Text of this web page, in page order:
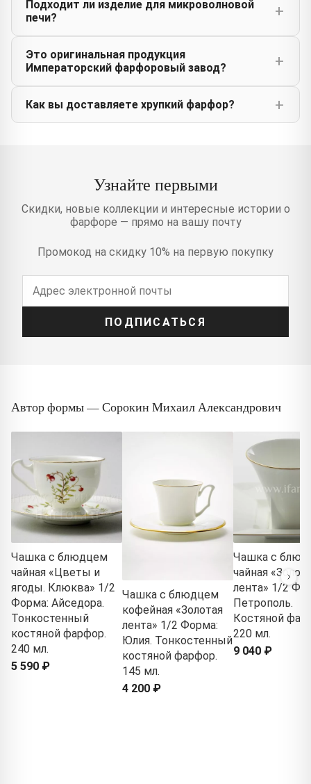
Подходит ли изделие для микроволновой
печи?
Это оригинальная продукция
Императорский фарфоровый завод?
Как вы доставляете хрупкий фарфор?
Узнайте первыми
Скидки, новые коллекции и интересные истории о
фарфоре — прямо на вашу почту
Промокод на скидку 10% на первую покупку
ПОДПИСАТЬСЯ
Автор формы — Сорокин Михаил Александрович
Чашка с блюдцем
чайная «Цветы и
ягоды. Клюква» 1/2
Форма: Айседора.
Тонкостенный
костяной фарфор.
240 мл.
5 590 ₽
Чашка с блюдцем
кофейная «Золотая
лента» 1/2 Форма:
Юлия. Тонкостенный
костяной фарфор.
145 мл.
4 200 ₽
Чашка с
чайная
лента» 1/2
Петрополь.
Костяной
220 мл.
9 040 ₽